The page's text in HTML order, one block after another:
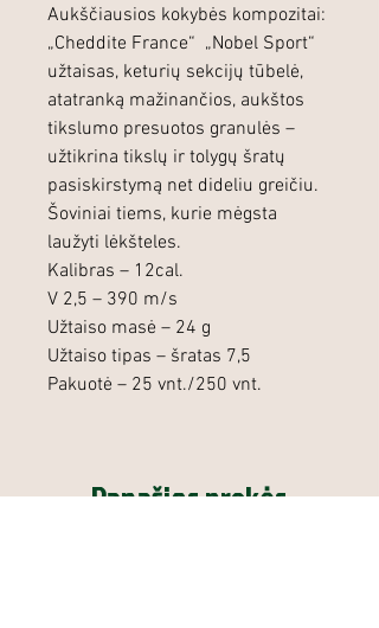
Aukščiausios kokybės kompozitai:
„Cheddite France“ „Nobel Sport“
užtaisas, keturių sekcijų tūbelė,
atatranką mažinančios, aukštos
tikslumo presuotos granulės –
užtikrina tikslų ir tolygų šratų
pasiskirstymą net dideliu greičiu.
Šoviniai tiems, kurie mėgsta
laužyti lėkšteles.
Kalibras – 12cal.
V 2,5 – 390 m/s
Užtaiso masė – 24 g
Užtaiso tipas – šratas 7,5
Pakuotė – 25 vnt./250 vnt.
Panašios prekės